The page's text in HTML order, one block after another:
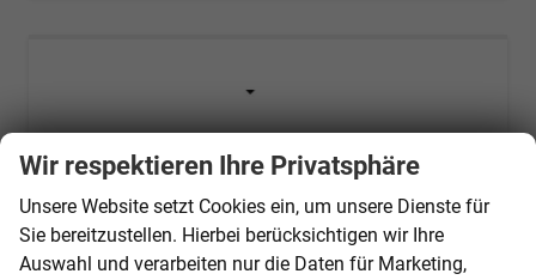
Wir respektieren Ihre Privatsphäre
Unsere Website setzt Cookies ein, um unsere Dienste für
Sie bereitzustellen. Hierbei berücksichtigen wir Ihre
Auswahl und verarbeiten nur die Daten für Marketing,